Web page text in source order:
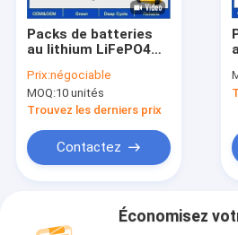
Packs de batteries
au lithium LiFePO4
Prix:négociable
MOQ:10 unités
Trouvez les derniers prix
Contactez
Économisez